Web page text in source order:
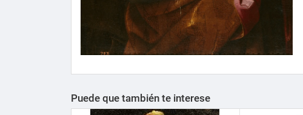
Puede que también te interese